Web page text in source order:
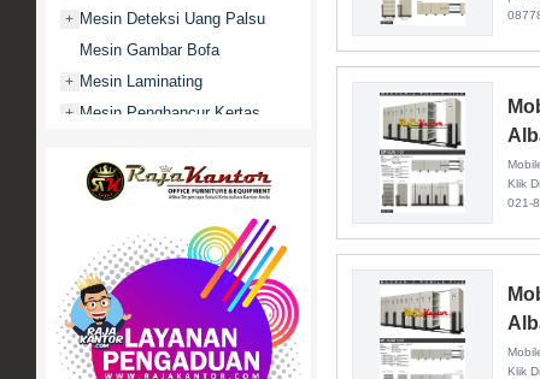
+ Mesin Deteksi Uang Palsu
Mesin Gambar Bofa
+ Mesin Laminating
+ Mesin Penghancur Kertas
Mobile File / Roll O Pack
Movitex
Paper Cutter
Partisi Kantor
Promo
+ Rak Serbaguna
+ Ranjang Besi
Klik
021-
Klik